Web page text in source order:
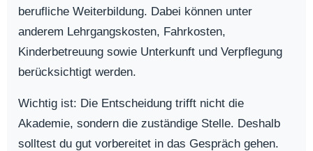
berufliche Weiterbildung. Dabei können unter
anderem Lehrgangskosten, Fahrkosten,
Kinderbetreuung sowie Unterkunft und Verpflegung
berücksichtigt werden.
Wichtig ist: Die Entscheidung trifft nicht die
Akademie, sondern die zuständige Stelle. Deshalb
solltest du gut vorbereitet in das Gespräch gehen.